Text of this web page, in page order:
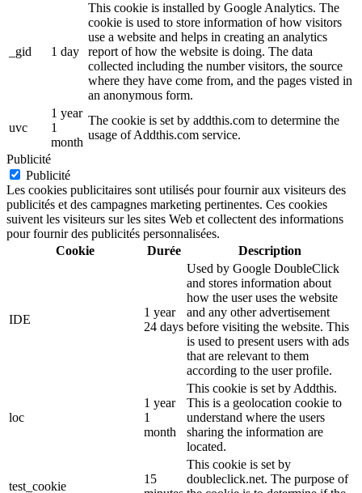
_gid 1 day
This cookie is installed by Google Analytics. The
cookie is used to store information of how visitors
use a website and helps in creating an analytics
report of how the website is doing. The data
collected including the number visitors, the source
where they have come from, and the pages visted in
an anonymous form.
uvc
1 year
1
month
The cookie is set by addthis.com to determine the
usage of Addthis.com service.
Publicité
Publicité
Les cookies publicitaires sont utilisés pour fournir aux visiteurs des
publicités et des campagnes marketing pertinentes. Ces cookies
suivent les visiteurs sur les sites Web et collectent des informations
pour fournir des publicités personnalisées.
Cookie
Durée Description
IDE
1 year
24 days
Used by Google DoubleClick
and stores information about
how the user uses the website
and any other advertisement
before visiting the website. This
is used to present users with ads
that are relevant to them
according to the user profile.
loc
1 year
1
month
This cookie is set by Addthis.
This is a geolocation cookie to
understand where the users
sharing the information are
located.
test_cookie
15
This cookie is set by
doubleclick.net. The purpose of